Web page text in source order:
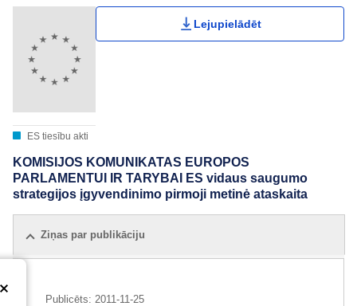
ES tiesību akti
Lejupielādēt
KOMISIJOS KOMUNIKATAS EUROPOS
PARLAMENTUI IR TARYBAI ES vidaus saugumo
strategijos įgyvendinimo pirmoji metinė ataskaita
Ziņas par publikāciju
Publicēts: 2011-11-25